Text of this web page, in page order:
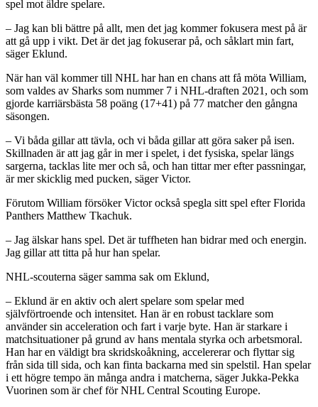
spel mot äldre spelare.
– Jag kan bli bättre på allt, men det jag kommer fokusera mest på är
att gå upp i vikt. Det är det jag fokuserar på, och såklart min fart,
säger Eklund.
När han väl kommer till NHL har han en chans att få möta William,
som valdes av Sharks som nummer 7 i NHL-draften 2021, och som
gjorde karriärsbästa 58 poäng (17+41) på 77 matcher den gångna
säsongen.
– Vi båda gillar att tävla, och vi båda gillar att göra saker på isen.
Skillnaden är att jag går in mer i spelet, i det fysiska, spelar längs
sargerna, tacklas lite mer och så, och han tittar mer efter passningar,
är mer skicklig med pucken, säger Victor.
Förutom William försöker Victor också spegla sitt spel efter Florida
Panthers Matthew Tkachuk.
– Jag älskar hans spel. Det är tuffheten han bidrar med och energin.
Jag gillar att titta på hur han spelar.
NHL-scouterna säger samma sak om Eklund,
– Eklund är en aktiv och alert spelare som spelar med
självförtroende och intensitet. Han är en robust tacklare som
använder sin acceleration och fart i varje byte. Han är starkare i
matchsituationer på grund av hans mentala styrka och arbetsmoral.
Han har en väldigt bra skridskoåkning, accelererar och flyttar sig
från sida till sida, och kan finta backarna med sin spelstil. Han spelar
i ett högre tempo än många andra i matcherna, säger Jukka-Pekka
Vuorinen som är chef för NHL Central Scouting Europe.